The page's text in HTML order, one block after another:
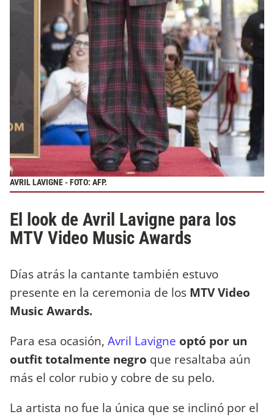
AVRIL LAVIGNE - FOTO: AFP.
El look de Avril Lavigne para los
MTV Video Music Awards
Días atrás la cantante también estuvo
presente en la ceremonia de los MTV Video
Music Awards.
Para esa ocasión, Avril Lavigne optó por un
outfit totalmente negro que resaltaba aún
más el color rubio y cobre de su pelo.
La artista no fue la única que se inclinó por el